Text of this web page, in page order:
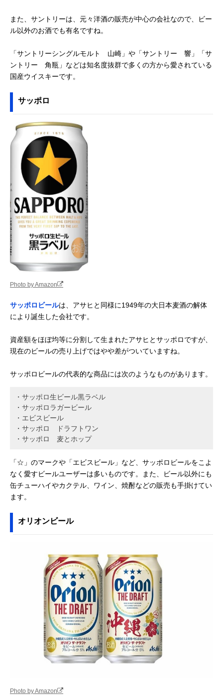
また、サントリーは、元々洋酒の販売が中心の会社なので、ビー
ル以外のお酒でも有名ですね。
「サントリーシングルモルト 山崎」や「サントリー 響」「サ
ントリー 角瓶」などは知名度抜群で多くの方から愛されている
国産ウイスキーです。
サッポロ
Photo by Amazon
サッポロビールは、アサヒと同様に1949年の大日本麦酒の解体
により誕生した会社です。
資産額をほぼ均等に分割して生まれたアサヒとサッポロですが、
現在のビールの売り上げではやや差がついていますね。
サッポロビールの代表的な商品には次のようなものがあります。
・サッポロ生ビール黒ラベル
・サッポロラガービール
・エビスビール
・サッポロ ドラフトワン
・サッポロ 麦とホップ
「☆」のマークや「エビスビール」など、サッポロビールをこよ
なく愛すビールユーザーは多いものです。また、ビール以外にも
缶チューハイやカクテル、ワイン、焼酎などの販売も手掛けてい
ます。
オリオンビール
Photo by Amazon